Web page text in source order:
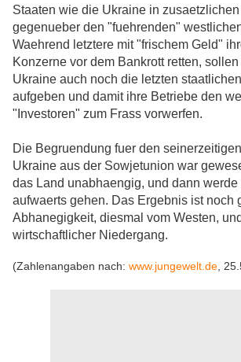
Staaten wie die Ukraine in zusaetzlichen
gegenueber den "fuehrenden"
Waehrend letztere mit "frischem Geld"
Konzerne vor dem Bankrott retten,
Ukraine auch noch die letzten
aufgeben und damit ihre Betriebe den
"Investoren" zum Frass vorwerfen.
Die Begruendung fuer den
Ukraine aus der Sowjetunion war
das Land unabhaengig, und dann
aufwaerts gehen. Das Ergebnis ist noch
Abhanegigkeit, diesmal vom Westen,
wirtschaftlicher Niedergang.
(Zahlenangaben nach: www.jungewelt.de ,